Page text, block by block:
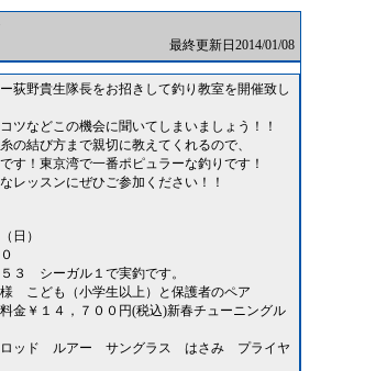
最終更新日2014/01/08
荻野貴生隊長をお招きして釣り教室を開催致し
ツなどこの機会に聞いてしまいましょう！！
の結び方まで親切に教えてくれるので、
す！東京湾で一番ポピュラーな釣りです！
レッスンにぜひご参加ください！！
日）
３ シーガル１で実釣です。
こども（小学生以上）と保護者のペア
金￥１４，７００円(税込)新春チューニングル
ッド ルアー サングラス はさみ プライヤ